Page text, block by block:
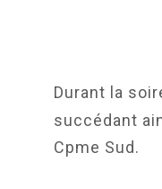
Durant la
succédant
Cpme Sud.